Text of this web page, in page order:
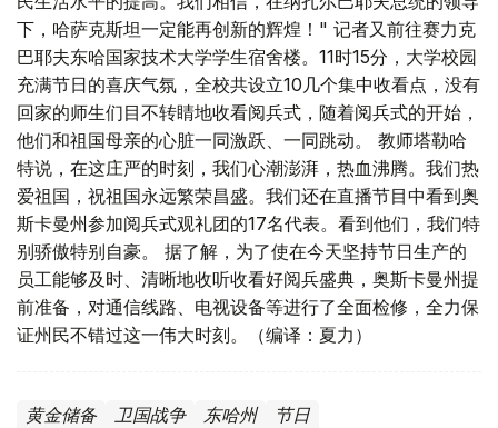
下，哈萨克斯坦一定能再创新的辉煌！" 记者又前往赛力克
巴耶夫东哈国家技术大学学生宿舍楼。11时15分，大学校园
充满节日的喜庆气氛，全校共设立10几个集中收看点，没有
回家的师生们目不转睛地收看阅兵式，随着阅兵式的开始，
他们和祖国母亲的心脏一同激跃、一同跳动。 教师塔勒哈
特说，在这庄严的时刻，我们心潮澎湃，热血沸腾。我们热
爱祖国，祝祖国永远繁荣昌盛。我们还在直播节目中看到奥
斯卡曼州参加阅兵式观礼团的17名代表。看到他们，我们特
别骄傲特别自豪。 据了解，为了使在今天坚持节日生产的
员工能够及时、清晰地收听收看好阅兵盛典，奥斯卡曼州提
前准备，对通信线路、电视设备等进行了全面检修，全力保
证州民不错过这一伟大时刻。（编译：夏力）
黄金储备 卫国战争 东哈州 节日